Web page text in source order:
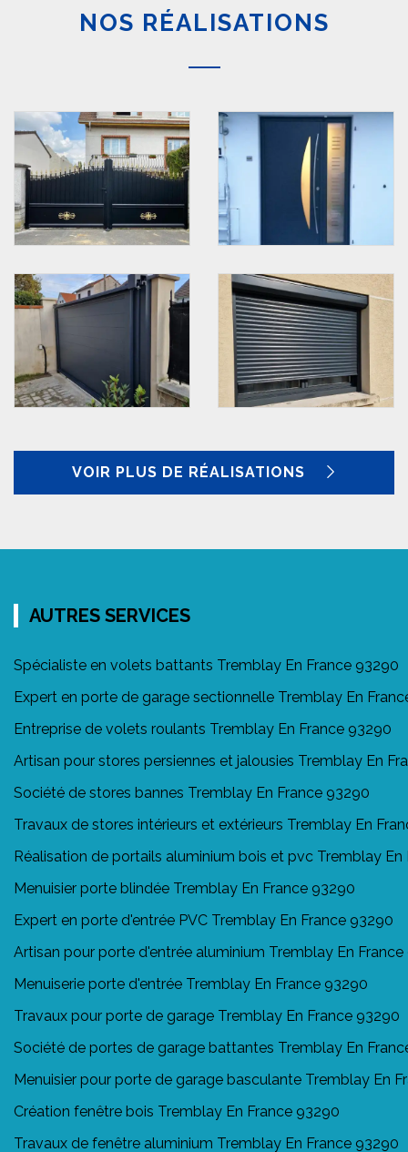
NOS RÉALISATIONS
VOIR PLUS DE RÉALISATIONS
AUTRES SERVICES
Spécialiste en volets battants Tremblay En France 93290
Expert en porte de garage sectionnelle Tremblay En
Entreprise de volets roulants Tremblay En France 93290
Artisan pour stores persiennes et jalousies Tremblay En
Société de stores bannes Tremblay En France 93290
Travaux de stores intérieurs et extérieurs Tremblay En
Réalisation de portails aluminium bois et pvc Tremblay En
Menuisier porte blindée Tremblay En France 93290
Expert en porte d'entrée PVC Tremblay En France 93290
Artisan pour porte d'entrée aluminium Tremblay En
Menuiserie porte d'entrée Tremblay En France 93290
Travaux pour porte de garage Tremblay En France 93290
Société de portes de garage battantes Tremblay En
Menuisier pour porte de garage basculante Tremblay En
Création fenêtre bois Tremblay En France 93290
Travaux de fenêtre aluminium Tremblay En France 93290